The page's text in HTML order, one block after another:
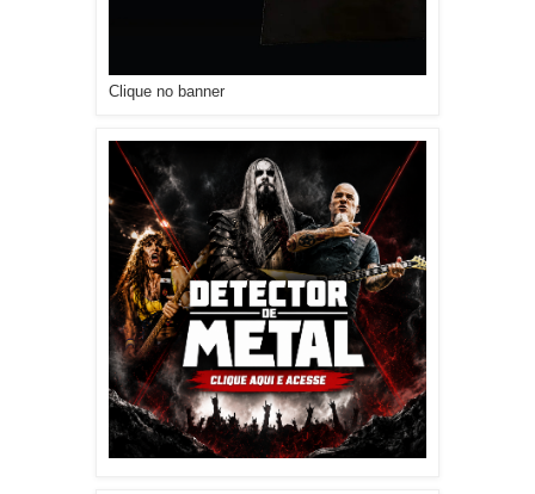
Clique no banner